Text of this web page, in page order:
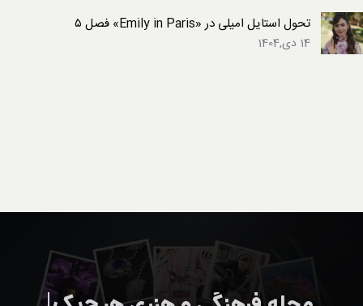
تحول استایل امیلی در «Emily in Paris» فصل ۵
14 دی,1404